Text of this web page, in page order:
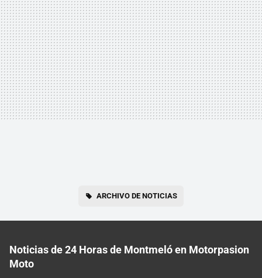
ARCHIVO DE NOTICIAS
Noticias de 24 Horas de Montmeló en Motorpasion
Moto